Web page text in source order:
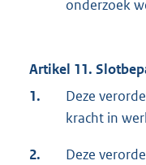
onderzoek
Artikel 11.
1.
Deze
kracht in
2.
Deze